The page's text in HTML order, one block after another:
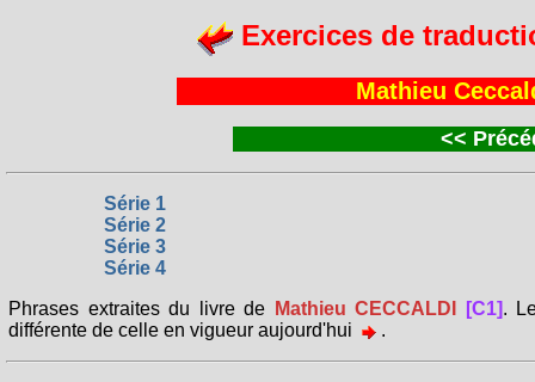
Exercices de
Mathieu
<<
Série 1
Série 2
Série 3
Série 4
Phrases extraites du livre de
Mathieu CECCALDI [C1].
différente de celle en vigueur aujourd'hui
.